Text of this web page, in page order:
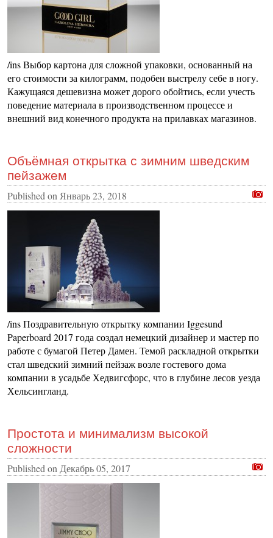
/ins Выбор картона для сложной упаковки, основанный на
его стоимости за килограмм, подобен выстрелу себе в ногу.
Кажущаяся дешевизна может дорого обойтись, если учесть
поведение материала в производственном процессе и
внешний вид конечного продукта на прилавках магазинов.
Объёмная открытка с зимним шведским
пейзажем
Published on Январь 23, 2018
/ins Поздравительную открытку компании Iggesund
Paperboard 2017 года создал немецкий дизайнер и мастер по
работе с бумагой Петер Дамен. Темой раскладной открытки
стал шведский зимний пейзаж возле гостевого дома
компании в усадьбе Хедвигсфорс, что в глубине лесов уезда
Хельсингланд.
Простота и минимализм высокой
сложности
Published on Декабрь 05, 2017